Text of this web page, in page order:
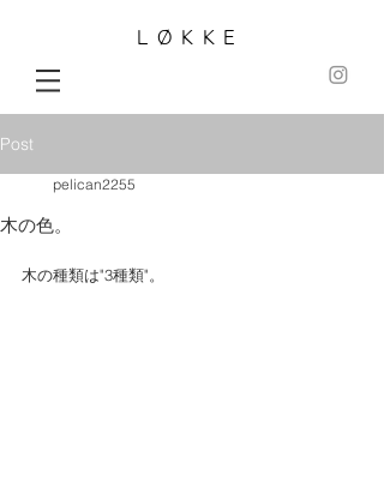
LØKKE
Post
木の色。
pelican2255
木の種類は"3種類"。